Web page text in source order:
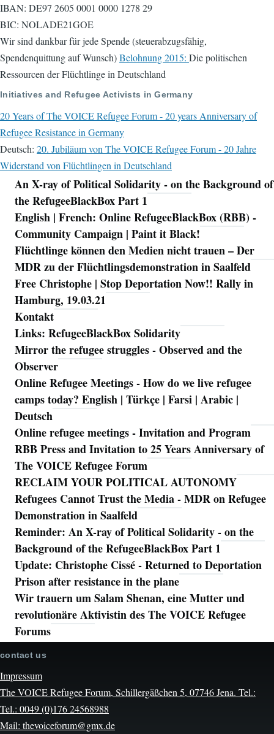
IBAN: DE97 2605 0001 0000 1278 29
BIC: NOLADE21GOE
Wir sind dankbar für jede Spende (steuerabzugsfähig,
Spendenquittung auf Wunsch)Belohnung 2015: Die politischen
Ressourcen der Flüchtlinge in Deutschland
Initiatives and Refugee Activists in Germany
20 Years of The VOICE Refugee Forum - 20 years Anniversary of
Refugee Resistance in Germany
Deutsch: 20. Jubiläum von The VOICE Refugee Forum - 20 Jahre
Widerstand von Flüchtlingen in Deutschland
Navigation
An X-ray of Political Solidarity - on the Background of
the RefugeeBlackBox Part 1
English | French: Online RefugeeBlackBox (RBB) -
Community Campaign | Paint it Black!
Flüchtlinge können den Medien nicht trauen – Der
MDR zu der Flüchtlingsdemonstration in Saalfeld
Free Christophe | Stop Deportation Now!! Rally in
Hamburg, 19.03.21
Kontakt
Links: RefugeeBlackBox Solidarity
Mirror the refugee struggles - Observed and the
Observer
Online Refugee Meetings - How do we live refugee
camps today? English | Türkçe | Farsi | Arabic |
Deutsch
Online refugee meetings - Invitation and Program
RBB Press and Invitation to 25 Years Anniversary of
The VOICE Refugee Forum
RECLAIM YOUR POLITICAL AUTONOMY
Refugees Cannot Trust the Media - MDR on Refugee
Demonstration in Saalfeld
Reminder: An X-ray of Political Solidarity - on the
Background of the RefugeeBlackBox Part 1
Update: Christophe Cissé - Returned to Deportation
Prison after resistance in the plane
Wir trauern um Salam Shenan, eine Mutter und
revolutionäre Aktivistin des The VOICE Refugee
Forums
contact us
Impressum
The VOICE Refugee Forum, Schillergäßchen 5, 07746 Jena. Tel.:
Tel.: 0049 (0)176 24568988
Mail: thevoiceforum@gmx.de